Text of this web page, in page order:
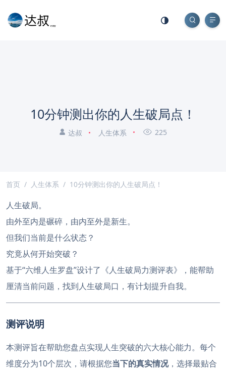
10分钟测出你的人生破局点！
达叔 人生体系 225
首页 人生体系 10分钟测出你的人生破局点！
人生破局。
由外至内是碾碎，由内至外是新生。
但我们当前是什么状态？
究竟从何开始突破？
基于“六维人生罗盘”设计了《人生破局力测评表》，能帮助
厘清当前问题，找到人生破局口，有计划提升自我。
测评说明
本测评旨在帮助您盘点实现人生突破的六大核心能力。每个
维度分为10个层次，请根据您当下的真实情况，选择最贴合